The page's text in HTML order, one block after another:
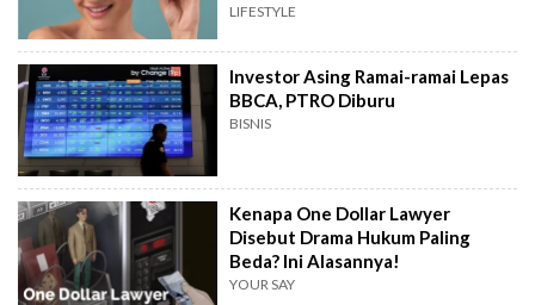
LIFESTYLE
Investor Asing Ramai-ramai Lepas
BBCA, PTRO Diburu
BISNIS
Kenapa One Dollar Lawyer
Disebut Drama Hukum Paling
Beda? Ini Alasannya!
YOUR SAY